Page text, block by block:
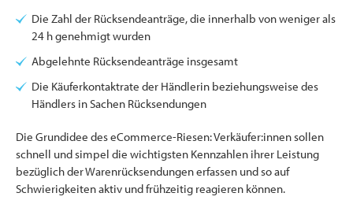
Die Zahl der Rücksendeanträge, die innerhalb von weniger als
24 h genehmigt wurden
Abgelehnte Rücksendeanträge insgesamt
Die Käuferkontaktrate der Händlerin beziehungsweise des
Händlers in Sachen Rücksendungen
Die Grundidee des eCommerce-Riesen: Verkäufer:innen sollen
schnell und simpel die wichtigsten Kennzahlen ihrer Leistung
bezüglich der Warenrücksendungen erfassen und so auf
Schwierigkeiten aktiv und frühzeitig reagieren können.